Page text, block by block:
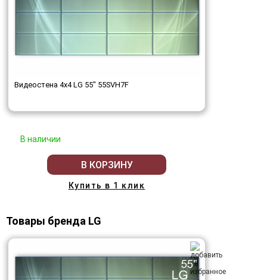
Видеостена 4x4 LG 55" 55SVH7F
В наличии
В КОРЗИНУ
Купить в 1 клик
Товары бренда LG